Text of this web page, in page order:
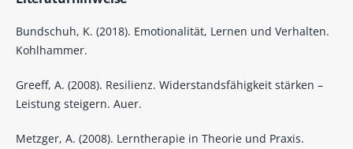
Bundschuh, K. (2018). Emotionalität, Lernen und Verhalten.
Kohlhammer.
Greeff, A. (2008). Resilienz. Widerstandsfähigkeit stärken –
Leistung steigern. Auer.
Metzger, A. (2008). Lerntherapie in Theorie und Praxis.